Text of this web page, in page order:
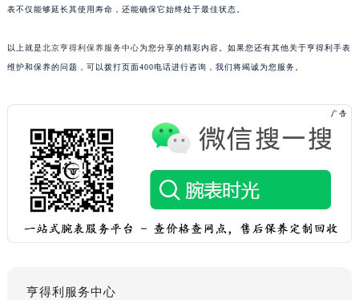
表不仅能够延长其使用寿命，还能确保它始终处于最佳状态。
以上就是北京亨得利保养服务中心为您分享的精彩内容。如果您还有其他关于亨得利手表
维护和保养的问题，可以拨打页面400电话进行咨询，我们将竭诚为您服务。
亨得利服务中心